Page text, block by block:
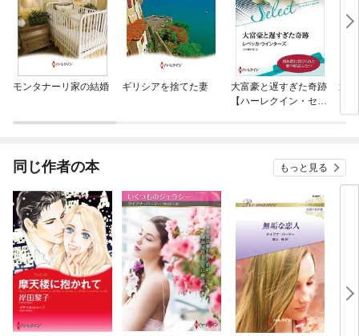
モンタナーリ家の結婚 ギリシアを捨てた妻
大富豪と遅すぎた奇跡
【ハーレクイン・セレ
運
同じ作者の本 もっと見る